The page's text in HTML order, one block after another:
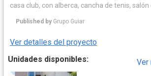
casa club, con alberca, cancha de tenis,
IMSS, CLINICA MATERNO INFANTIL, HOSPITAL
SALLE BAJIO, CENTRO UNIVERSITARIO DE
COLEGIO MAGNO
Published by Grupo Guiar
Ver detalles del proyecto
Unidades disponibles:
Ver